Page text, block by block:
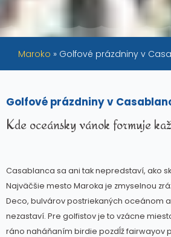
Maroko » Golfové prázdniny v
Golfové prázdniny v
Kde oceánsky vánok formuje
Casablanca sa ani tak nepredstaví, ako
Najväčšie mesto Maroka je zmyselnou
Deco, bulvárov postriekaných oceánom
nezastaví. Pre golfistov je to vzácne
ráno naháňaním birdie pozdĺž fairwayov